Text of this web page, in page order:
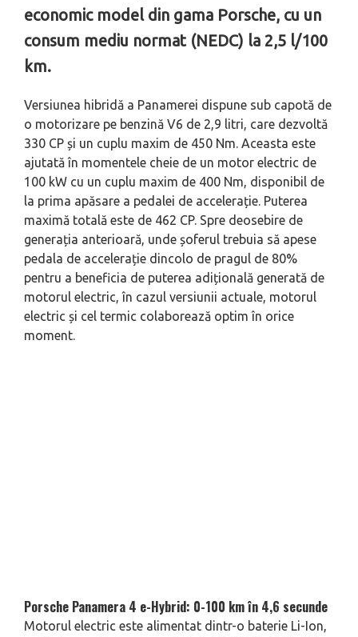
economic model din gama Porsche, cu un
consum mediu normat (NEDC) la 2,5 l/100
km.
Versiunea hibridă a Panamerei dispune sub capotă de
o motorizare pe benzină V6 de 2,9 litri, care dezvoltă
330 CP și un cuplu maxim de 450 Nm. Aceasta este
ajutată în momentele cheie de un motor electric de
100 kW cu un cuplu maxim de 400 Nm, disponibil de
la prima apăsare a pedalei de accelerație. Puterea
maximă totală este de 462 CP. Spre deosebire de
generația anterioară, unde șoferul trebuia să apese
pedala de accelerație dincolo de pragul de 80%
pentru a beneficia de puterea adițională generată de
motorul electric, în cazul versiunii actuale, motorul
electric și cel termic colaborează optim în orice
moment.
Porsche Panamera 4 e-Hybrid: 0-100 km în 4,6 secunde
Motorul electric este alimentat dintr-o baterie Li-Ion,